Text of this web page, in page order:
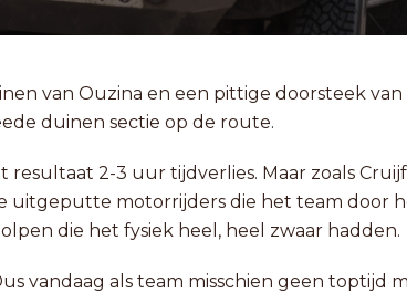
van Ouzina en een pittige doorsteek van
duinen sectie op de route.
2-3 uur tijdverlies. Maar zoals
uitgeputte motorrijders die het team door
die het fysiek heel, heel zwaar hadden.
vandaag als team misschien geen toptijd